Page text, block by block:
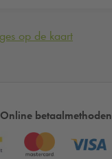
op de kaart
Online betaalmethoden